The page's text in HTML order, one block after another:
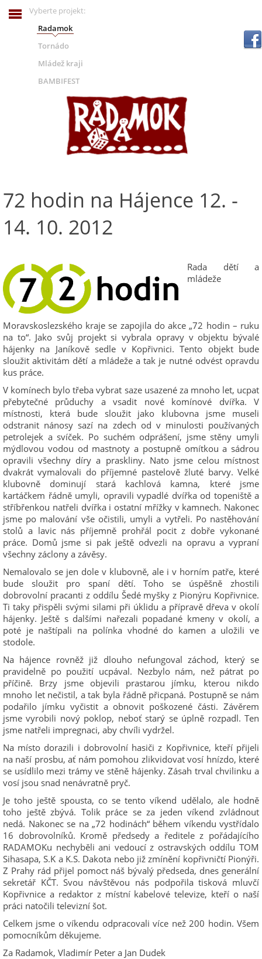
Vyberte projekt:
Radamok
Tornádo
Mládež kraji
BAMBIFEST
.
72 hodin na Hájence 12. -
14. 10. 2012
Rada dětí a
mládeže
Moravskoslezského kraje se zapojila do akce „72 hodin – ruku
na to“. Jako svůj projekt si vybrala opravy v objektu bývalé
hájenky na Janíkově sedle v Kopřivnici. Tento objekt bude
sloužit aktivitám dětí a mládeže a tak je nutné odvést opravdu
kus práce.
V komínech bylo třeba vybrat saze usazené za mnoho let, ucpat
přebytečné průduchy a vsadit nové komínové dvířka. V
místnosti, která bude sloužit jako klubovna jsme museli
odstranit nánosy sazí na zdech od v minulosti používaných
petrolejek a svíček. Po suchém odprášení, jsme stěny umyli
mýdlovou vodou od mastnoty a postupně omítkou a sádrou
opravili všechny díry a praskliny. Nato jsme celou místnost
dvakrát vymalovali do příjemné pastelově žluté barvy. Velké
klubovně dominují stará kachlová kamna, které jsme
kartáčkem řádně umyli, opravili vypadlé dvířka od topeniště a
stříbřenkou natřeli dvířka i ostatní mřížky v kamnech. Nakonec
jsme po malování vše očistili, umyli a vytřeli. Po nastěhování
stolů a lavic nás příjemně prohřál pocit z dobře vykonané
práce. Domů jsme si pak ještě odvezli na opravu a vypraní
všechny záclony a závěsy.
Nemalovalo se jen dole v klubovně, ale i v horním patře, které
bude sloužit pro spaní dětí. Toho se úspěšně zhostili
dobrovolní pracanti z oddílu Šedé myšky z Pionýru Kopřivnice.
Ti taky přispěli svými silami při úklidu a přípravě dřeva v okolí
hájenky. Ještě s dalšími nařezali popadané kmeny v okolí, a
poté je naštípali na polínka vhodné do kamen a uložili ve
stodole.
Na hájence rovněž již dlouho nefungoval záchod, který se
pravidelně po použití ucpával. Nezbylo nám, než pátrat po
příčině. Brzy jsme objevili prastarou jímku, kterou nikdo
mnoho let nečistil, a tak byla řádně přicpaná. Postupně se nám
podařilo jímku vyčistit a obnovit poškozené části. Závěrem
jsme vyrobili nový poklop, neboť starý se úplně rozpadl. Ten
jsme natřeli impregnaci, aby chvíli vydržel.
Na místo dorazili i dobrovolní hasiči z Kopřivnice, kteří přijeli
na naší prosbu, ať nám pomohou zlikvidovat vosí hnízdo, které
se usídlilo mezi trámy ve stěně hájenky. Zásah trval chvilinku a
vosí jsou snad nenávratně pryč.
Je toho ještě spousta, co se tento víkend udělalo, ale hodně
toho ještě zbývá. Tolik práce se za jeden víkend zvládnout
nedá. Nakonec se na „72 hodinách“ během víkendu vystřídalo
16 dobrovolníků. Kromě předsedy a ředitele z pořádajícího
RADAMOKu nechyběli ani vedoucí z ostravských oddílu TOM
Sihasapa, S.K a K.S. Dakota nebo již zmínění kopřivničtí Pionýři.
Z Prahy rád přijel pomoct náš bývalý předseda, dnes generální
sekretář KČT. Svou návštěvou nás podpořila tisková mluvčí
Kopřivnice a redaktor z místní kabelové televize, kteří o naší
práci natočili televizní šot.
Celkem jsme o víkendu odpracovali více než 200 hodin. Všem
pomocníkům děkujeme.
Za Radamok, Vladimír Peter a Jan Dudek